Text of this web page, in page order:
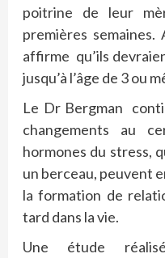
poitrine de leur
premières
affirme qu’ils
jusqu’à l’âge de 3 ou
Le Dr Bergman
changements au
hormones du stress,
un berceau, peuvent
la formation de
tard dans la vie.
Une étude